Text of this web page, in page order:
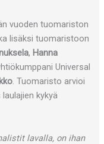
vuoden tuomariston
lisäksi tuomaristoon
, Hanna
Universal
. Tuomaristo arvioi
kykyä
lavalla, on ihan